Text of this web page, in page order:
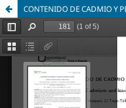
CONTENIDO DE CADMIO Y